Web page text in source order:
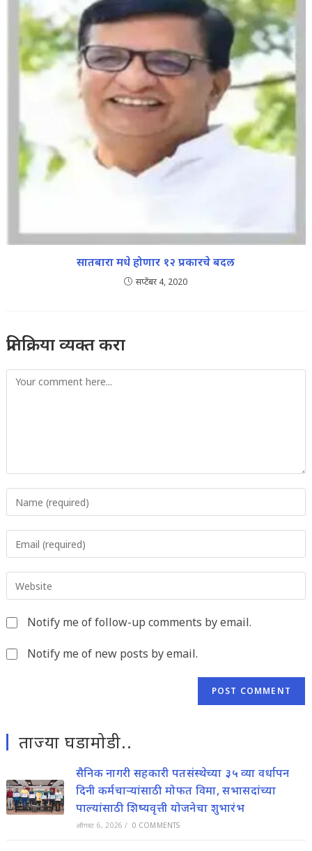
सातबारा मधे होणार १२ प्रकारचे बदल
सप्टेंबर 4, 2020
प्रतिक्रिया व्यक्त करा
Comment
your
username
to
comment
your
address
toyour
URL
Notify me of follow-up comments by email.
Notify me of new posts by email.
ताज्या घडामोडी..
सैनिक नागरी सहकारी पतसंस्थेच्या ३५ व्या वर्धापन
दिनी कर्मचाऱ्यांसाठी मोफत विमा, सभासदांच्या
पाल्यांसाठी शिष्यवृत्ती योजनेचा शुभारंभ
ऑगस्ट 6, 2026 / 0 COMMENTS